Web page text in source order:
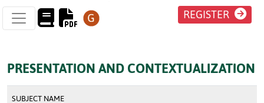
REGISTER
PRESENTATION AND CONTEXTUALIZATION
SUBJECT NAME